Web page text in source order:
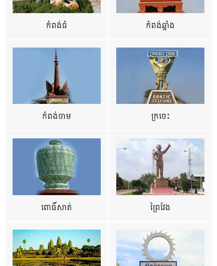
កំពង់ធំ កំពង់ឆ្នាំង
កំពង់ចាម ក្រចេះ
ពោធិ៍សាត់ ព្រៃវែង